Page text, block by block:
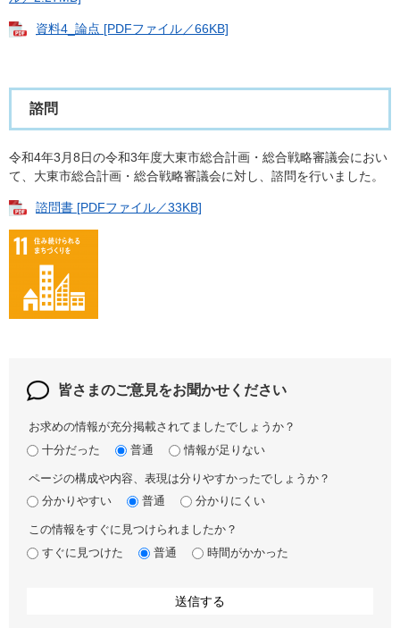
資料4_論点 [PDFファイル／66KB]
諮問
令和4年3月8日の令和3年度大東市総合計画・総合戦略審議会におい
て、大東市総合計画・総合戦略審議会に対し、諮問を行いました。
諮問書 [PDFファイル／33KB]
皆さまのご意見をお聞かせください
お求めの情報が充分掲載されてましたでしょうか？
十分だった
普通 情報が足りない
ページの構成や内容、表現は分りやすかったでしょうか？
分かりやすい
普通 分かりにくい
この情報をすぐに見つけられましたか？
すぐに見つけた
普通 時間がかかった